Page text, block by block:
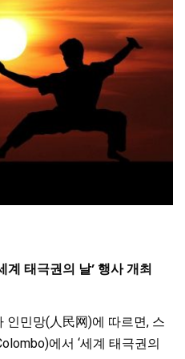
계 태극권의 날’ 행사 개최
민망(人民网)에 따르면, 스
에서 ‘세계 태극권의